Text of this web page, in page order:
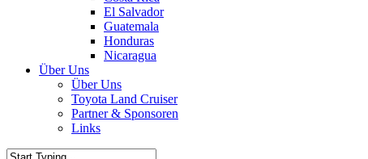
El Salvador
Guatemala
Honduras
Nicaragua
Über Uns
Über Uns
Toyota Land Cruiser
Partner & Sponsoren
Links